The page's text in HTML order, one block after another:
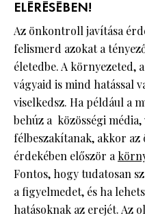
ELÉRÉSÉBEN!
Az önkontroll javítása
felismerd azokat a
életedbe. A környezeted,
vágyaid is mind hatással
viselkedsz. Ha például a
behúz a közösségi
félbeszakítanak, akkor
érdekében először a
Fontos, hogy tudatosan
a figyelmedet, és ha
hatásoknak az erejét. Az